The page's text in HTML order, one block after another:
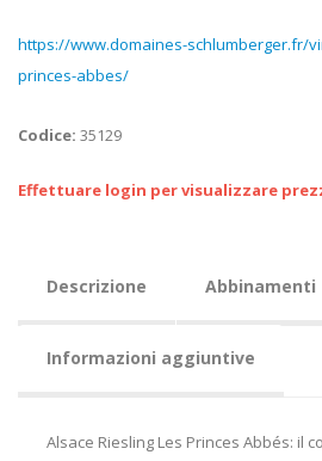
https://www.domaines-schlumberger.fr/
princes-abbes/
Codice: 35129
Effettuare login per visualizzare
Descrizione Abbinamenti
Informazioni aggiuntive
Alsace Riesling Les Princes Abbés: il